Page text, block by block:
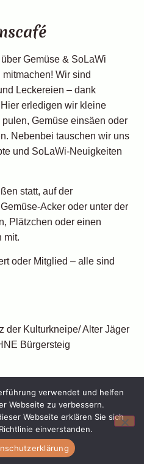
Gemüse & SoLaWi
Wir sind
Leckereien – dank
erledigen wir kleine
Gemüse einsäen oder
Nebenbei tauschen wir uns
und SoLaWi-Neuigkeiten
statt, auf der
Acker oder unter der
Plätzchen oder einen
mit.
oder Mitglied – alle sind
der Kulturkneipe/ Alter Jäger
Bürgersteig
– im Herzen von Lippe
Impressum
vorbehalten
verwendet und helfen
Webseite zu verbessern.
Webseite erklären Sie sich
einverstanden.